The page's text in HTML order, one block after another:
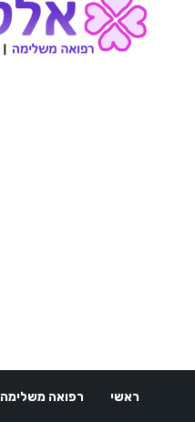
ראשי רפואה משלימה